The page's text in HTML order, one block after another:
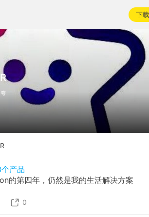
下载
产品
的第四年，仍然是我的生活解决方案
0